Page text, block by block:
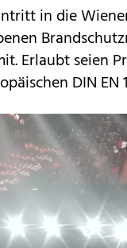
in die
Erlaubt seien
DIN EN